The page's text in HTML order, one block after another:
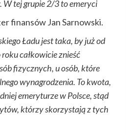
tej grupie 2/3 to emeryci
finansów Jan Sarnowski.
Ładu jest taka, by już od
całkowicie znieść
fizycznych, u osób, które
wynagrodzenia. To kwota,
emeryturze w Polsce, stąd
którzy skorzystają z tych